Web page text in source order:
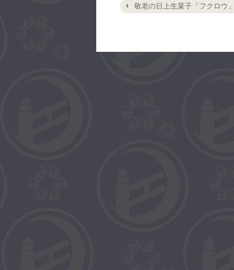
Post navigation
敬老の日上生菓子「フクロウ